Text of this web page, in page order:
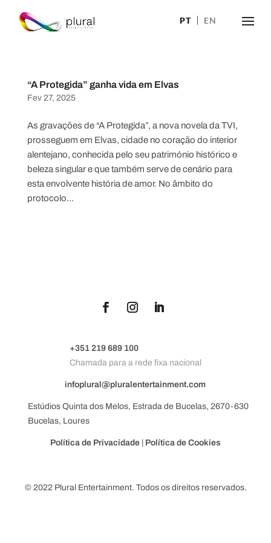
PT EN
“A Protegida” ganha vida em Elvas
Fev 27, 2025
As gravações de “A Protegida”, a nova novela da TVI,
prosseguem em Elvas, cidade no coração do interior
alentejano, conhecida pelo seu património histórico e
beleza singular e que também serve de cenário para
esta envolvente história de amor. No âmbito do
protocolo...
+351 219 689 100
Chamada para a rede fixa nacional
infoplural@pluralentertainment.com
Estúdios Quinta dos Melos, Estrada de Bucelas, 2670-630
Bucelas, Loures
Política de Privacidade Política de Cookies
© 2022 Plural Entertainment. Todos os direitos reservados.